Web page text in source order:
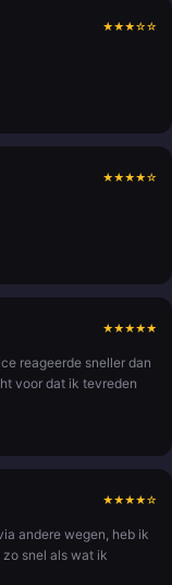
★★★☆☆
★★★★☆
★★★★★
reageerde sneller dan
voor dat ik tevreden
★★★★☆
andere wegen, heb ik
snel als wat ik